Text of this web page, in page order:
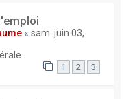
« sam. juin 03,
1 2 3